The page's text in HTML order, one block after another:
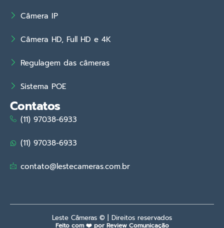
Câmera IP
Câmera HD, Full HD e 4K
Regulagem das câmeras
Sistema POE
Contatos
(11) 97038-6933
(11) 97038-6933
contato@lestecameras.com.br
Leste Câmeras © | Direitos reservados
Feito com ❤️ por Review Comunicação